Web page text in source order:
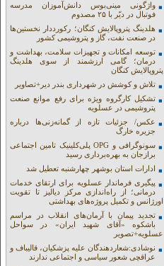
واژگونی مینی‌بوس دانش‌آموزان مدرسه
فوتبال در دیّر با ۲۵ مصدوم
هلدینگ پتروپالایش کنگان؛ رکورددار نخستین‌ها
در صنعت نفت، گاز و پتروشیمی کشور
توسعه امکانات و تجهیزات سلامت، بهداشت و
درمان؛ گامی ارزشمند از سوی هلدینگ
پتروپالایش کنگان
تلاش و کوشش در شهرداری بندر دیر+تصاویر
تشکیل کارگروه ویژه برای رفع موانع صنعت
پتروشیمی در عسلویه
عکس/ جزئیات تازه از گمانه‌زنی‌ها درباره
جزیره خارگ
سونوگرافی و OPG پلی‌کلینیک تامین اجتماعی
برازجان به بهره‌برداری رسید
ادارات استان بوشهر چهارشنبه تعطیل شد
پیگیری فرماندار عسلویه برای ارتقای خدمات
درمانی؛ از راه‌اندازی مرکز دیالیز تا تقویت
اورژانس و تکمیل پروژه‌های بهداشتی
تجدید پیمان با آرمان‌های انقلاب در مراسم
باشکوه «آقای شهید ایران» در سواحل
عسلویه+تصویر
نوشادی:شعاردهندگان علیه پزشکیان، قالیباف و
عراقچی شعور سیاسی و اجتماعی ندارند